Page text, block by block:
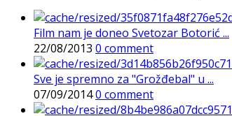
Film nam je doneo Svetozar Botorić ...
22/08/2013 0 comment
Sve je spremno za "Grožđebal" u ...
07/09/20140 comment